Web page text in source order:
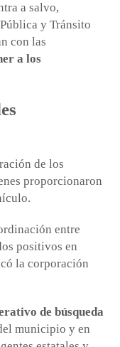
a salvo,
y Tránsito
con las
a los
de los
proporcionaron
entre
positivos en
la corporación
de búsqueda
municipio y en